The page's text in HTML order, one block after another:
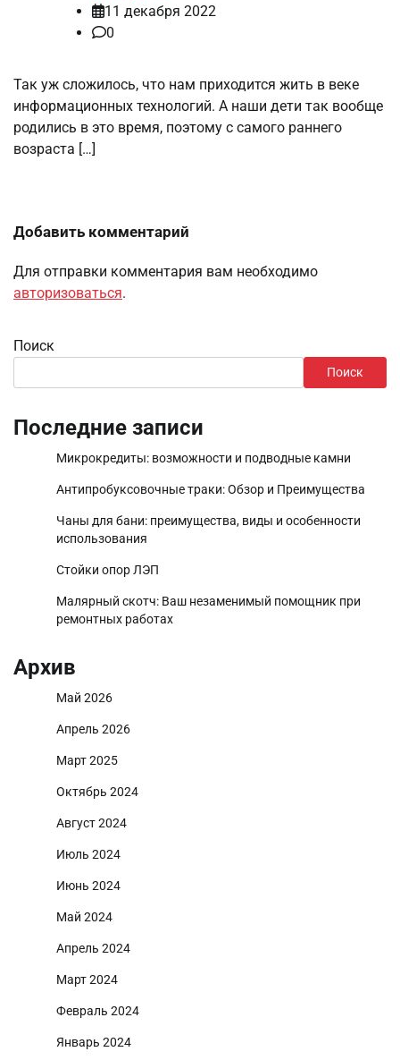
11 декабря 2022
0
Так уж сложилось, что нам приходится жить в веке
информационных технологий. А наши дети так вообще
родились в это время, поэтому с самого раннего
возраста […]
Добавить комментарий
Для отправки комментария вам необходимо
авторизоваться.
Поиск
Поиск
Последние записи
Микрокредиты: возможности и подводные камни
Антипробуксовочные траки: Обзор и Преимущества
Чаны для бани: преимущества, виды и особенности
использования
Стойки опор ЛЭП
Малярный скотч: Ваш незаменимый помощник при
ремонтных работах
Архив
Май 2026
Апрель 2026
Март 2025
Октябрь 2024
Август 2024
Июль 2024
Июнь 2024
Май 2024
Апрель 2024
Март 2024
Февраль 2024
Январь 2024